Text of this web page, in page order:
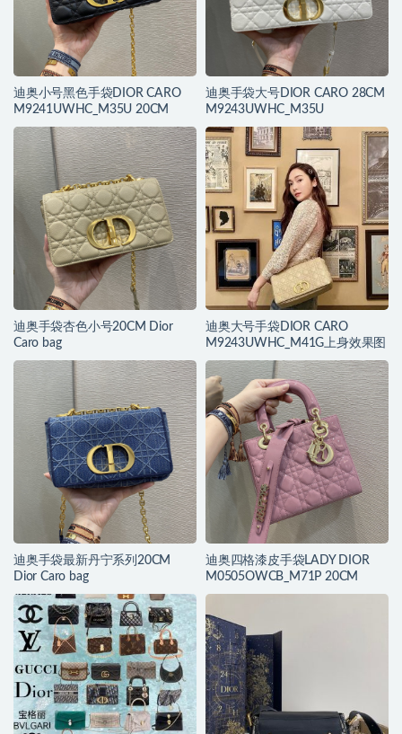
迪奥小号黑色手袋DIOR CARO
M9241UWHC_M35U 20CM
迪奥手袋大号DIOR CARO 28CM
M9243UWHC_M35U
迪奥手袋杏色小号20CM Dior
Caro bag
迪奥大号手袋DIOR CARO
M9243UWHC_M41G上身效果图
迪奥手袋最新丹宁系列20CM
Dior Caro bag
迪奥四格漆皮手袋LADY DIOR
M0505OWCB_M71P 20CM